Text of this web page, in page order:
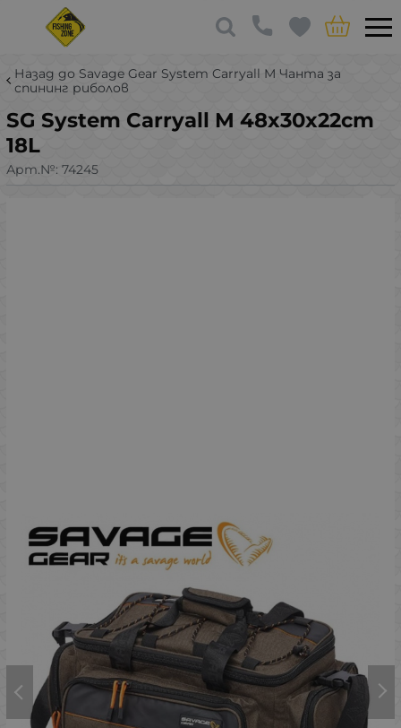
Назад до Savage Gear System Carryall M Чанта за
спининг риболов
SG System Carryall M 48x30x22cm
18L
Арт.№: 74245